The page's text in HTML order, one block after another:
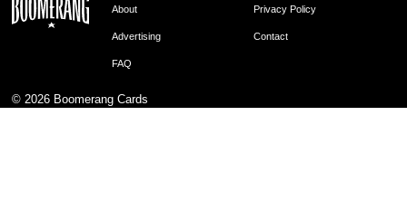
About Privacy Policy
Advertising Contact
FAQ
© 2026 Boomerang Cards